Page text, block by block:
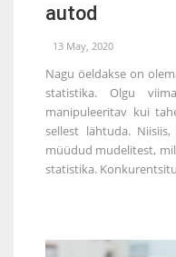
autod
13 May, 2020
Nagu öeldakse on
statistika. Olgu
manipuleeritav kui
sellest lähtuda.
müüdud mudelitest,
statistika.